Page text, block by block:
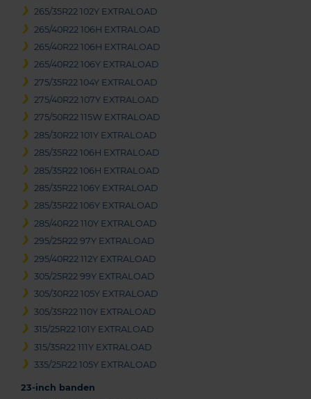
265/35R22 102Y EXTRALOAD
265/40R22 106H EXTRALOAD
265/40R22 106H EXTRALOAD
265/40R22 106Y EXTRALOAD
275/35R22 104Y EXTRALOAD
275/40R22 107Y EXTRALOAD
275/50R22 115W EXTRALOAD
285/30R22 101Y EXTRALOAD
285/35R22 106H EXTRALOAD
285/35R22 106H EXTRALOAD
285/35R22 106Y EXTRALOAD
285/35R22 106Y EXTRALOAD
285/40R22 110Y EXTRALOAD
295/25R22 97Y EXTRALOAD
295/40R22 112Y EXTRALOAD
305/25R22 99Y EXTRALOAD
305/30R22 105Y EXTRALOAD
305/35R22 110Y EXTRALOAD
315/25R22 101Y EXTRALOAD
315/35R22 111Y EXTRALOAD
335/25R22 105Y EXTRALOAD
23-inch banden